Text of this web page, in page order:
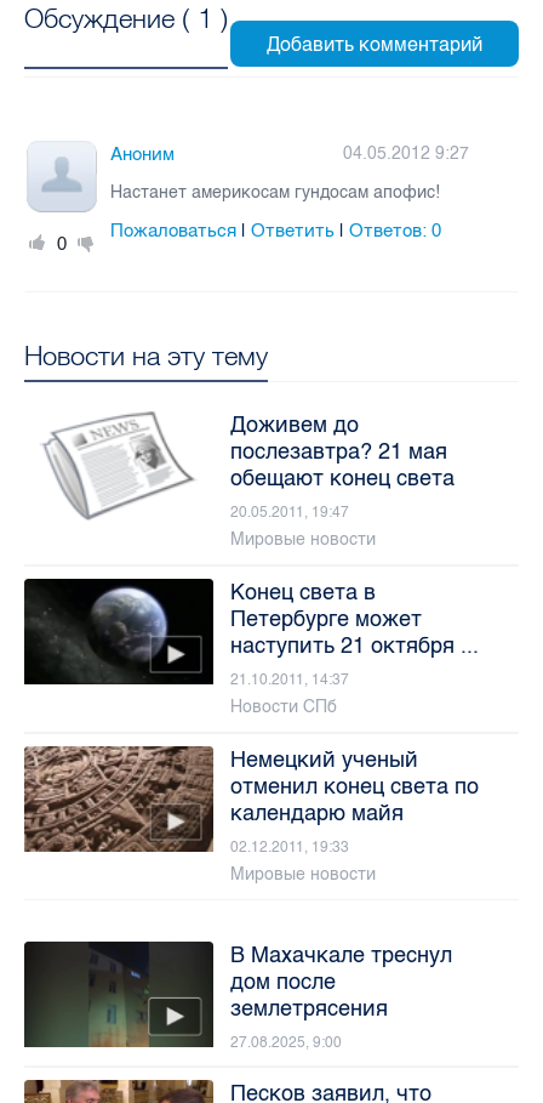
Обсуждение ( 1 )
0
Аноним
04.05.2012 9:27
Настанет америкосам гундосам апофис!
Пожаловаться |Ответить |Ответов:0
Новости на эту тему
Доживем до
послезавтра? 21 мая
обещают конец света
20.05.2011, 19:47
Мировые новости
Конец света в
Петербурге может
наступить 21 октября ...
21.10.2011, 14:37
Новости СПб
Немецкий ученый
отменил конец света по
календарю майя
02.12.2011, 19:33
Мировые новости
В Махачкале треснул
дом после
землетрясения
27.08.2025, 9:00
Песков заявил, что